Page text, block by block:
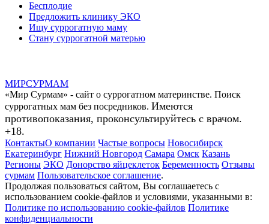
Бесплодие
Предложить клинику ЭКО
Ищу суррогатную маму
Стану суррогатной матерью
МИРСУРМАМ
«Мир Сурмам» - сайт о суррогатном материнстве. Поиск
суррогатных мам без посредников. Имеются
противопоказания, проконсультируйтесь с врачом.
+18.
КонтактыО компании Частые вопросы Новосибирск
Екатеринбург Нижний Новгород Самара Омск Казань
Регионы ЭКО Донорство яйцеклеток Беременность Отзывы
сурмам Пользовательское соглашение.
Продолжая пользоваться сайтом, Вы соглашаетесь с
использованием cookie-файлов и условиями, указанными в:
Политике по использованию cookie-файлов Политике
конфиденциальности